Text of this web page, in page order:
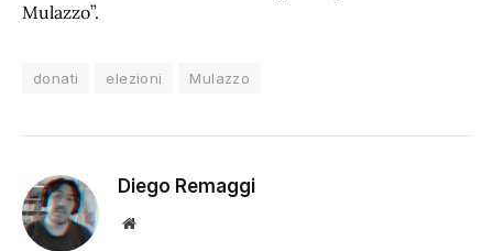
Mulazzo”.
donati elezioni Mulazzo
Diego Remaggi
Sito